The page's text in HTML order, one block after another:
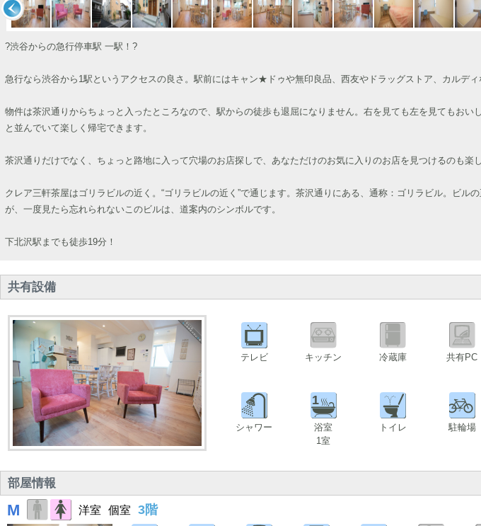
?渋谷からの急行停車駅 一駅！?
急行なら渋谷から1駅というアクセスの良さ。駅前にはキャン★ドゥや無印良品、西友やドラッグストア、カルディ
物件は茶沢通りからちょっと入ったところなので、駅からの徒歩も退屈になりません。右を見ても左を見てもおい
と並んでいて楽しく帰宅できます。
茶沢通りだけでなく、ちょっと路地に入って穴場のお店探しで、あなただけのお気に入りのお店を見つけるのも楽し
クレア三軒茶屋はゴリラビルの近く。“ゴリラビルの近く”で通じます。茶沢通りにある、通称：ゴリラビル。ビル
が、一度見たら忘れられないこのビルは、道案内のシンボルです。
下北沢駅までも徒歩19分！
共有設備
テレビ キッチン 冷蔵庫 共有PC
シャワー
1
浴室
1室
トイレ 駐輪場
部屋情報
M 洋室 個室 3階